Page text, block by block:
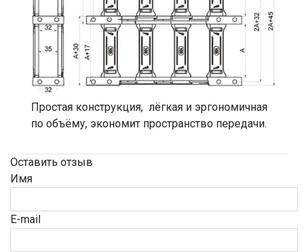
Простая конструкция, лёгкая и эргономичная
по объёму, экономит пространство передачи.
Оставить отзыв
Имя
E-mail